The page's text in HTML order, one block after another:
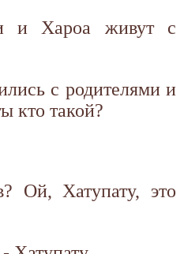
и Хароа живут с
с родителями и
кто такой?
Ой, Хатупату, это